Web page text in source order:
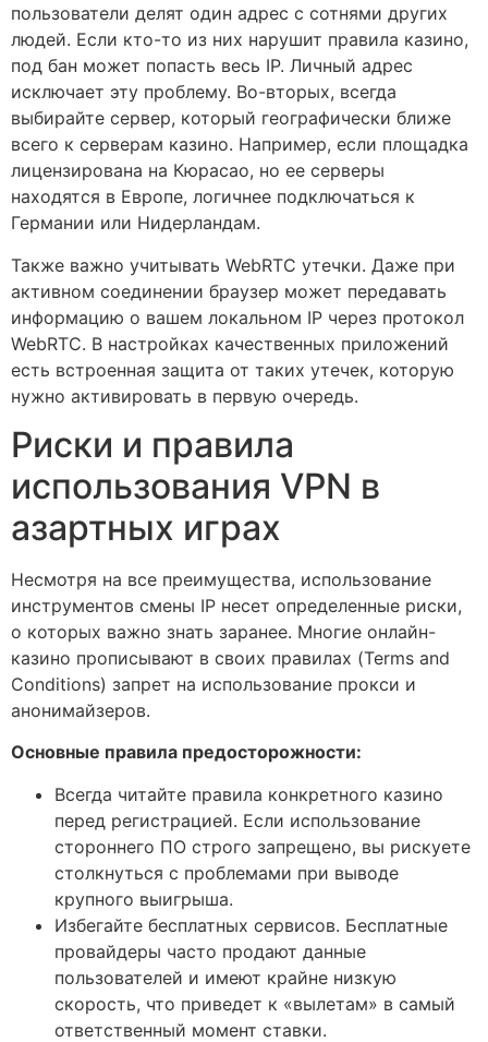
пользователи делят один адрес с сотнями других
людей. Если кто-то из них нарушит правила казино,
под бан может попасть весь IP. Личный адрес
исключает эту проблему. Во-вторых, всегда
выбирайте сервер, который географически ближе
всего к серверам казино. Например, если площадка
лицензирована на Кюрасао, но ее серверы
находятся в Европе, логичнее подключаться к
Германии или Нидерландам.
Также важно учитывать WebRTC утечки. Даже при
активном соединении браузер может передавать
информацию о вашем локальном IP через протокол
WebRTC. В настройках качественных приложений
есть встроенная защита от таких утечек, которую
нужно активировать в первую очередь.
Риски и правила
использования VPN в
азартных играх
Несмотря на все преимущества, использование
инструментов смены IP несет определенные риски,
о которых важно знать заранее. Многие онлайн-
казино прописывают в своих правилах (Terms and
Conditions) запрет на использование прокси и
анонимайзеров.
Основные правила предосторожности:
Всегда читайте правила конкретного казино
перед регистрацией. Если использование
стороннего ПО строго запрещено, вы рискуете
столкнуться с проблемами при выводе
крупного выигрыша.
Избегайте бесплатных сервисов. Бесплатные
провайдеры часто продают данные
пользователей и имеют крайне низкую
скорость, что приведет к «вылетам» в самый
ответственный момент ставки.